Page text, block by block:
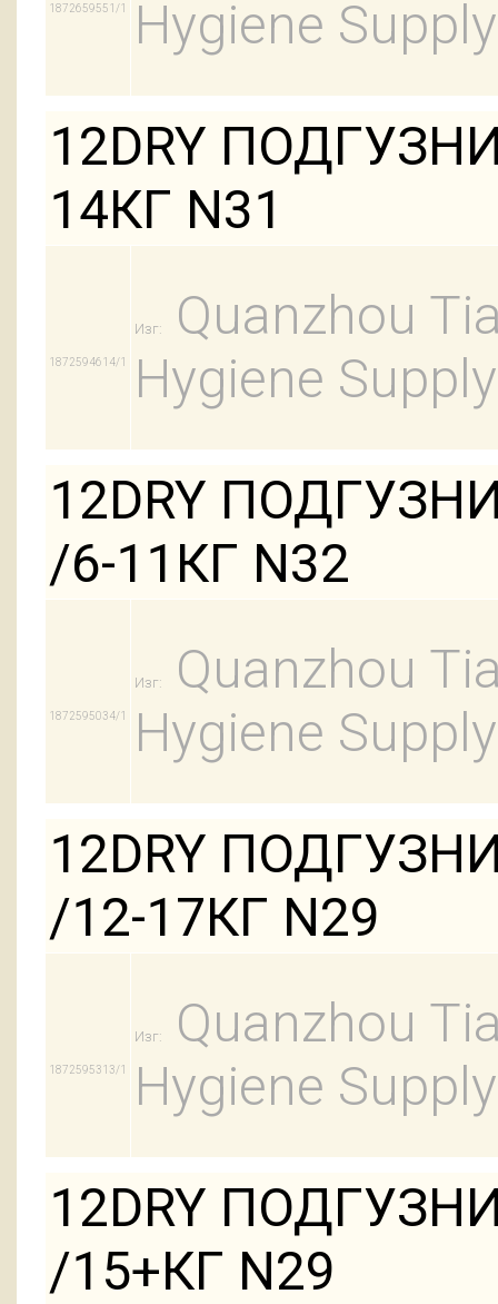
1872659551/1
Hygiene
12DRY
14КГ N31
1872594614/1
Изг:
Quanzhou
Hygiene
12DRY
/6-11КГ N32
1872595034/1
Изг:
Quanzhou
Hygiene
12DRY
/12-17КГ N29
1872595313/1
Изг:
Quanzhou
Hygiene
12DRY
/15+КГ N29